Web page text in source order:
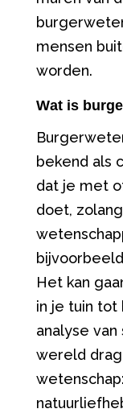
mensen
worden.
Wat is
bekend als
dat je met
doet,
Het kan
in je tuin tot
analyse
wereld